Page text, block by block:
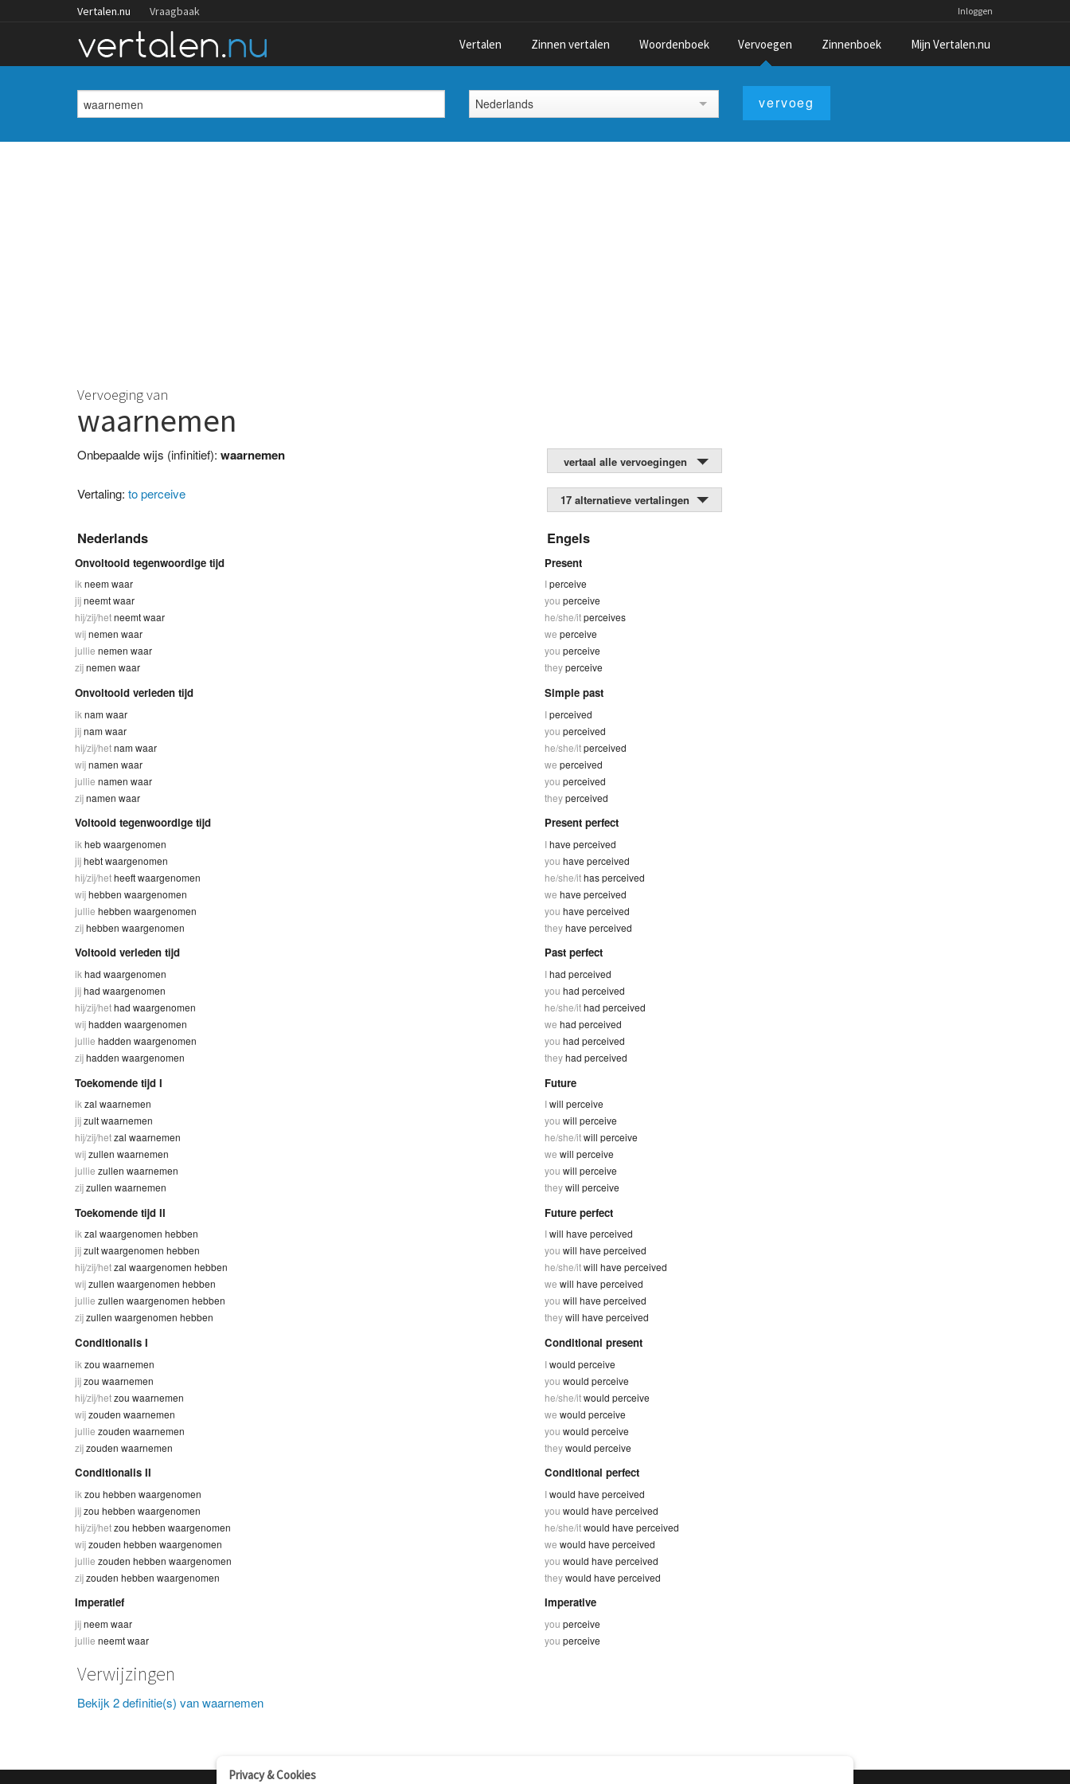
Vertalen.nu Vraagbaak Inloggen
Vertalen Zinnen vertalen Woordenboek Vervoegen Zinnenboek Mijn Vertalen.nu
Nederlands
Vervoeging van
waarnemen
Onbepaalde wijs (infinitief): waarnemen vertaal alle vervoegingen
Vertaling: to perceive 17 alternatieve vertalingen
Nederlands Engels
Onvoltooid tegenwoordige tijd
ik neem waar
jijneemt waar
hij/zij/hetneemt waar
wijnemen waar
jullie nemen waar
zijnemen waar
Present
Iperceive
you perceive
he/she/itperceives
we perceive
you perceive
theyperceive
Onvoltooid verleden tijd
ik nam waar
jijnam waar
hij/zij/hetnam waar
wijnamen waar
jullie namen waar
zijnamen waar
Simple past
Iperceived
you perceived
he/she/itperceived
we perceived
you perceived
theyperceived
Voltooid tegenwoordige tijd
ik heb waargenomen
jijhebt waargenomen
hij/zij/hetheeft waargenomen
wijhebben waargenomen
jullie hebben waargenomen
zijhebben waargenomen
Present perfect
Ihave perceived
you have perceived
he/she/ithas perceived
we have perceived
you have perceived
theyhave perceived
Voltooid verleden tijd
ik had waargenomen
jijhad waargenomen
hij/zij/hethad waargenomen
wijhadden waargenomen
jullie hadden waargenomen
zijhadden waargenomen
Past perfect
Ihad perceived
you had perceived
he/she/ithad perceived
we had perceived
you had perceived
theyhad perceived
Toekomende tijd I
ik zal waarnemen
jijzult waarnemen
hij/zij/hetzal waarnemen
wijzullen waarnemen
jullie zullen waarnemen
zijzullen waarnemen
Future
Iwill perceive
you will perceive
he/she/itwill perceive
we will perceive
you will perceive
theywill perceive
Toekomende tijd II
ikzal waargenomen hebben
jijzult waargenomen hebben
hij/zij/hetzal waargenomen hebben
wijzullen waargenomen hebben
jullie zullen waargenomen hebben
zijzullen waargenomen hebben
Future perfect
Iwill have perceived
you will have perceived
he/she/itwill have perceived
we will have perceived
you will have perceived
theywill have perceived
Conditionalis I
ik zou waarnemen
jijzou waarnemen
hij/zij/hetzou waarnemen
wijzouden waarnemen
jullie zouden waarnemen
zijzouden waarnemen
Conditional present
Iwould perceive
you would perceive
he/she/itwould perceive
we would perceive
you would perceive
theywould perceive
Conditionalis II
ik zou hebben waargenomen
jijzou hebben waargenomen
hij/zij/hetzou hebben waargenomen
wijzouden hebben waargenomen
jullie zouden hebben waargenomen
zijzouden hebben waargenomen
Conditional perfect
Iwould have perceived
you would have perceived
he/she/itwould have perceived
we would have perceived
you would have perceived
theywould have perceived
Imperatief
jijneem waar
jullie neemt waar
Imperative
you perceive
you perceive
Verwijzingen
Bekijk 2 definitie(s) van waarnemen
Privacy & Cookies